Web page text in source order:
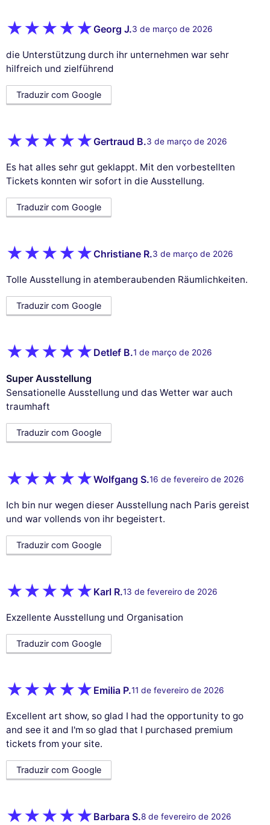
Georg J.3 de março de 2026
die Unterstützung durch ihr unternehmen war sehr
hilfreich und zielführend
Traduzir com Google
Gertraud B.3 de março de 2026
Es hat alles sehr gut geklappt. Mit den vorbestellten
Tickets konnten wir sofort in die Ausstellung.
Traduzir com Google
Christiane R.3 de março de 2026
Tolle Ausstellung in atemberaubenden Räumlichkeiten.
Traduzir com Google
Detlef B.1 de março de 2026
Super Ausstellung
Sensationelle Ausstellung und das Wetter war auch
traumhaft
Traduzir com Google
Wolfgang S.16 de fevereiro de 2026
Ich bin nur wegen dieser Ausstellung nach Paris gereist
und war vollends von ihr begeistert.
Traduzir com Google
Karl R.13 de fevereiro de 2026
Exzellente Ausstellung und Organisation
Traduzir com Google
Emilia P.11 de fevereiro de 2026
Excellent art show, so glad I had the opportunity to go
and see it and I'm so glad that I purchased premium
tickets from your site.
Traduzir com Google
Barbara S.8 de fevereiro de 2026